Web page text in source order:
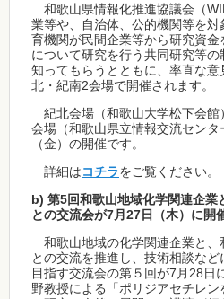
和歌山県情報化推進協議会（
業等や、自治体、公的機関等を
育機関が民間企業等から研究資
について研究を行う共同研究等
知ってもらうとともに、率直な
北・紀南2会場で開催されます。
紀北会場（和歌山大学松下会館
会場（和歌山県立情報交流センタ
（金）の開催です。
詳細はコチラをご覧ください。
b) 第5回和歌山地域化学関連企業
との交流会が7月27日（木）に開
和歌山地域の化学関連企業と、
との交流を推進し、技術相談な
目指す交流会の第５回が7月28日
野教授による「ポリジアセチレ